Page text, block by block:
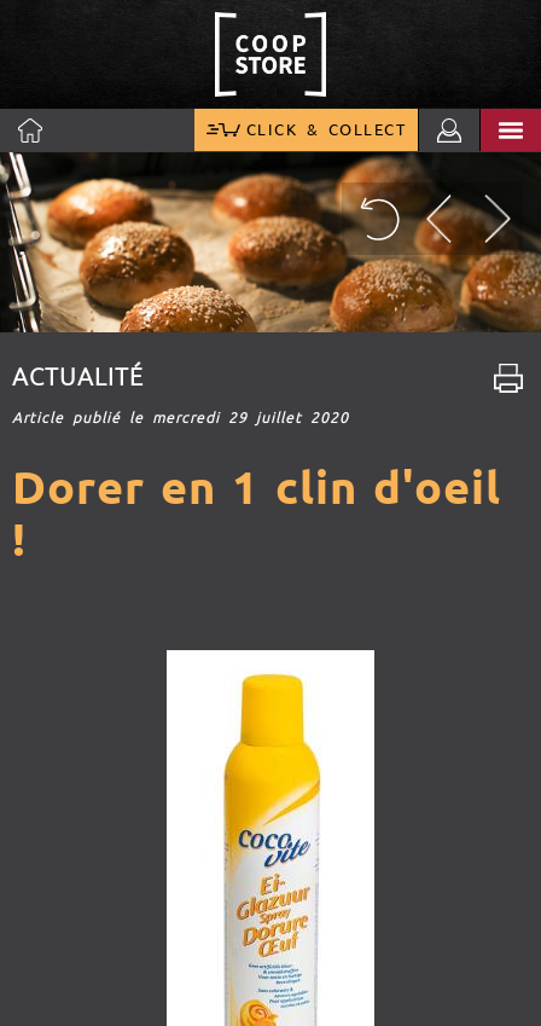
CLICK & COLLECT
ACTUALITÉ
Article publié le mercredi 29 juillet 2020
Dorer en 1 clin d'oeil
!